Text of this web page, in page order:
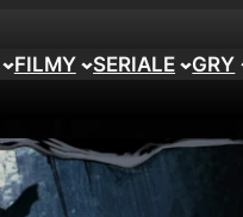
FILMY SERIALE GRY